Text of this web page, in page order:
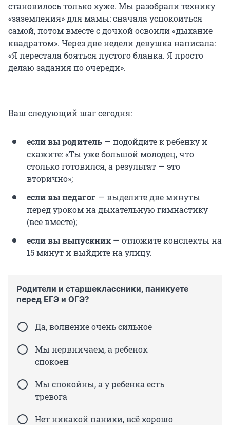
становилось только хуже. Мы разобрали технику
«заземления» для мамы: сначала успокоиться
самой, потом вместе с дочкой освоили «дыхание
квадратом». Через две недели девушка написала:
«Я перестала бояться пустого бланка. Я просто
делаю задания по очереди».
Ваш следующий шаг сегодня:
если вы родитель — подойдите к ребенку и
скажите: «Ты уже большой молодец, что
столько готовился, а результат — это
вторично»;
если вы педагог — выделите две минуты
перед уроком на дыхательную гимнастику
(все вместе);
если вы выпускник — отложите конспекты на
15 минут и выйдите на улицу.
Родители и старшеклассники, паникуете
перед ЕГЭ и ОГЭ?
Да, волнение очень сильное
Мы нервничаем, а ребенок
спокоен
Мы спокойны, а у ребенка есть
тревога
Нет никакой паники, всё хорошо